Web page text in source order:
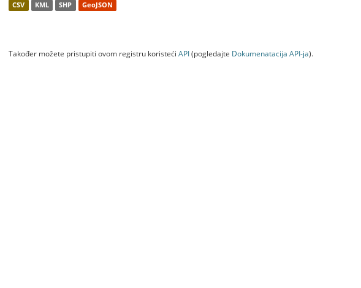
CSV KML SHP GeoJSON
Također možete pristupiti ovom registru koristeći API(pogledajte Dokumenаtаcijа API-jа).